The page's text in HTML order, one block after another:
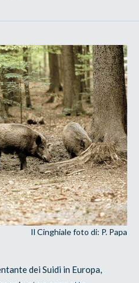
Il Cinghiale foto di: P. Papa
dei Suidi in Europa,